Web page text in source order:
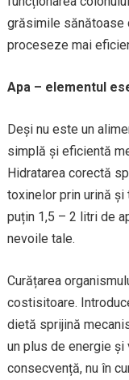
grăsimile sănătoase
proceseze mai
Apa – elementul
Deși nu este un
simplă și eficientă
Hidratarea corectă
toxinelor prin urină și
puțin 1,5 – 2 litri de
nevoile tale.
Curățarea
costisitoare.
dietă sprijină
un plus de energie
consecvență, nu în